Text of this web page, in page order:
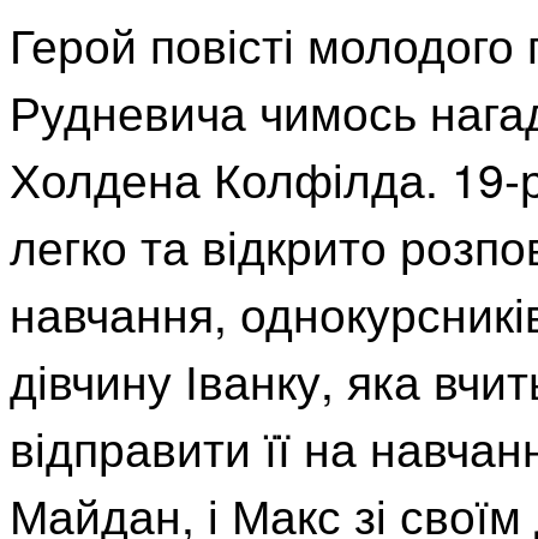
Герой повісті
Рудневича чимось
Холдена Колфілда. 19-
легко та відкрито
навчання,
дівчину Іванку, яка
відправити її на
Майдан, і Макс зі